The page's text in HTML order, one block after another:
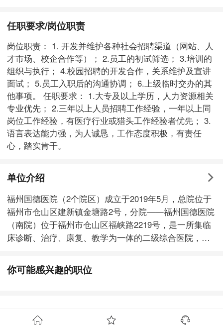
任职要求/岗位职责
岗位职责： 1. 开发并维护各种社会招聘渠道（网站、人
才市场、校企合作等）； 2.员工的初试筛选； 3.培训的
组织与执行； 4.校园招聘的开发合作，关系维护及宣讲
面试； 5.员工入职后的沟通协调； 6.上级临时交办的其
他事项。 任职要求： 1.大专及以上学历，人力资源相关
专业优先； 2.三年以上人员招聘工作经验，一年以上同
岗位工作经验，有医疗行业或猎头工作经验者优先； 3.
语言表达能力强，为人诚恳，工作态度积极，有责任
心，踏实肯干。
单位介绍
福州国德医院（2个院区）成立于2019年5月，总院位于
福州市仓山区建新镇金塘路2号，分院——福州国德医院
（南院）位于福州市仓山区福峡路2219号，是一所集临
床诊断、治疗、康复、教学为一体的二级综合医院，是
异地医保定点医疗机构。 总院院区总占地面积38.67
亩，总建筑面积36459平方米，设置床位1350张，现入
院、福建中医药大学附属福州市中医院等三级甲等医院
你可能感兴趣的职位